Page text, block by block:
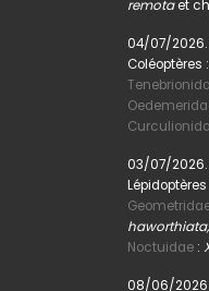
remotaet
04/07/2026.
Coléoptères :
03/07/2026.
haworthiata,
Noctuidae :
08/06/